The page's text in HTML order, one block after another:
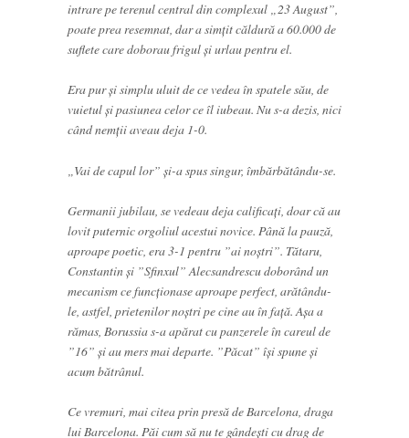
intrare pe terenul central din complexul „23 August”,
poate prea resemnat, dar a simțit căldură a 60.000 de
suflete care doborau frigul și urlau pentru el.
Era pur și simplu uluit de ce vedea în spatele său, de
vuietul și pasiunea celor ce îl iubeau. Nu s-a dezis, nici
când nemții aveau deja 1-0.
„Vai de capul lor” și-a spus singur, îmbărbătându-se.
Germanii jubilau, se vedeau deja calificați, doar că au
lovit puternic orgoliul acestui novice. Până la pauză,
aproape poetic, era 3-1 pentru ”ai noștri”. Tătaru,
Constantin și ”Sfinxul” Alecsandrescu doborând un
mecanism ce funcționase aproape perfect, arătându-
le, astfel, prietenilor noștri pe cine au în față. Așa a
rămas, Borussia s-a apărat cu panzerele în careul de
”16” și au mers mai departe. ”Păcat” îşi spune și
acum bătrânul.
Ce vremuri, mai citea prin presă de Barcelona, draga
lui Barcelona. Păi cum să nu te gândești cu drag de